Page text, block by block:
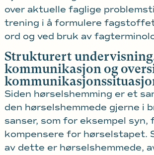
over aktuelle faglige
trening i å formulere
ord og ved bruk av
Strukturert
kommunikasjon og
Siden hørselshemming er et
den hørselshemmede gjerne i
sanser, som for eksempel syn,
kompensere for hørselstapet.
av dette er hørselshemmede,